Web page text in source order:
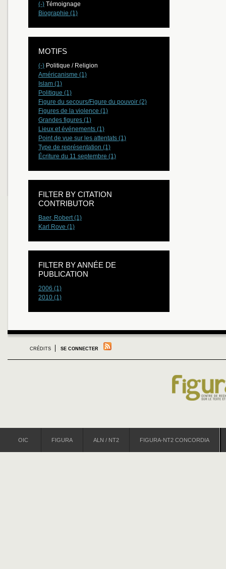
(-) Témoignage
Biographie (1)
MOTIFS
(-) Politique / Religion
Américanisme (1)
Islam (1)
Politique (1)
Figure du secours/Figure du pouvoir (2)
Figures de la violence (1)
Grandes figures (1)
Lieux et événements (1)
Point de vue sur les attentats (1)
Type de représentation (1)
Écriture du 11 septembre (1)
FILTER BY CITATION
CONTRIBUTOR
Baer, Robert (1)
Karl Rove (1)
FILTER BY ANNÉE DE
PUBLICATION
2006 (1)
2010 (1)
CRÉDITS SE CONNECTER
OIC FIGURA ALN / NT2 FIGURA-NT2 CONCORDIA